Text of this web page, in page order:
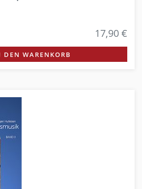
17,90 €
DEN WARENKORB